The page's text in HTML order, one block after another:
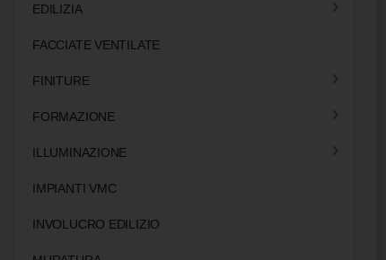
EDILIZIA
FACCIATE VENTILATE
FINITURE
FORMAZIONE
ILLUMINAZIONE
IMPIANTI VMC
INVOLUCRO EDILIZIO